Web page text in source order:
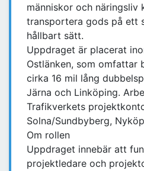
människor och näringsliv
transportera gods på ett
hållbart sätt.
Uppdraget är placerat
Ostlänken, som omfattar
cirka 16 mil lång
Järna och Linköping.
Trafikverkets
Solna/Sundbyberg,
Om rollen
Uppdraget innebär att
projektledare och